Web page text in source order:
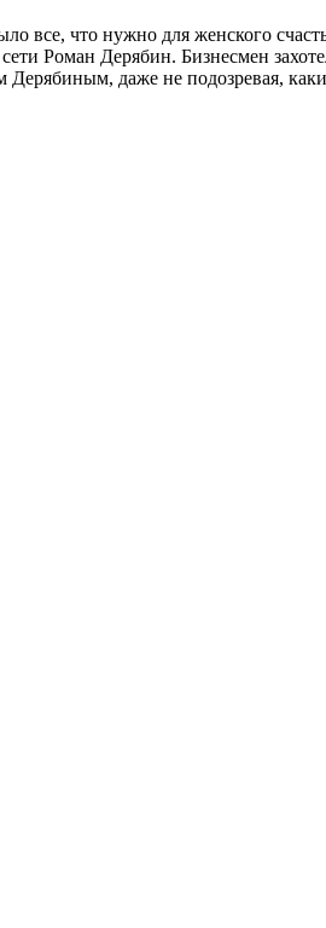
все, что нужно для женского
Роман Дерябин. Бизнесмен
даже не подозревая,